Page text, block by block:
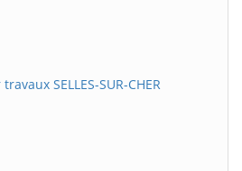
SELLES-SUR-CHER